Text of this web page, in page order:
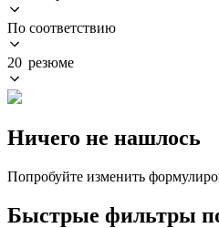
По соответствию
20 резюме
Ничего не нашлось
Попробуйте изменить
Быстрые фильтры